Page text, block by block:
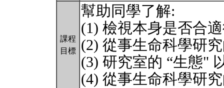
課程
目標
幫助同學了解:
(1) 檢視本身是否合
(2) 從事生命科學研
(3) 研究室的 “生態"
(4) 從事生命科學研